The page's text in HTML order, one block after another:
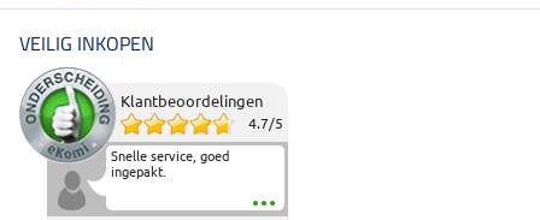
VEILIG INKOPEN
Klantbeoordelingen
4.7/5
Snelle service, goed
ingepakt.